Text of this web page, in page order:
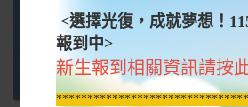
<選擇光復，成就夢想！
報到中>
新生報到相關資訊請按